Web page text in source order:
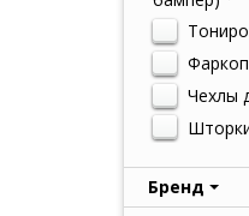
Чехлы
Бренд